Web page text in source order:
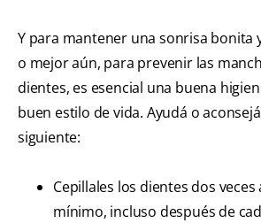
Y para mantener una sonrisa bonita
o mejor aún, para prevenir las
dientes, es esencial una buena
buen estilo de vida. Ayudá o
siguiente:
Cepillales los dientes dos veces
mínimo, incluso después de